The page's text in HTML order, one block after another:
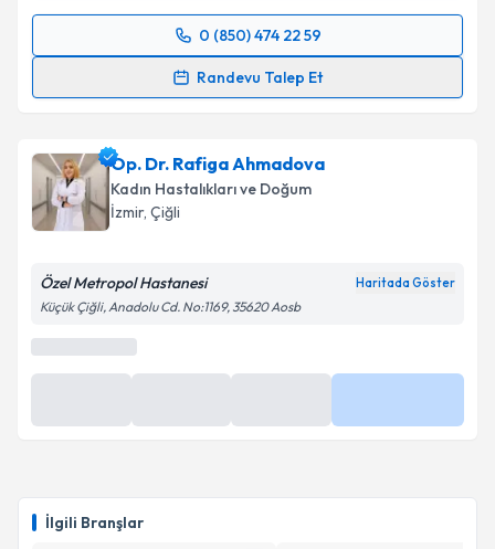
İlgili Branşlar
0 (850) 474 22 59
Randevu Talep Et
Randevu Takvimi Talebi
takvim hazırlandığında e-posta ile bilgilendireceğiz.
E-posta Adresiniz
Kişisel verilerimin işlenmesine ilişkin
Metni
kapsamda işlenmesini kabul ediyorum.
Takvim Talebini Gönder
Op. Dr. Rafiga Ahmadova
Kadın Hastalıkları ve Doğum
İzmir, Çiğli
Özel Metropol Hastanesi Haritada Göster
Küçük Çiğli, Anadolu Cd. No:1169, 35620 Aosb